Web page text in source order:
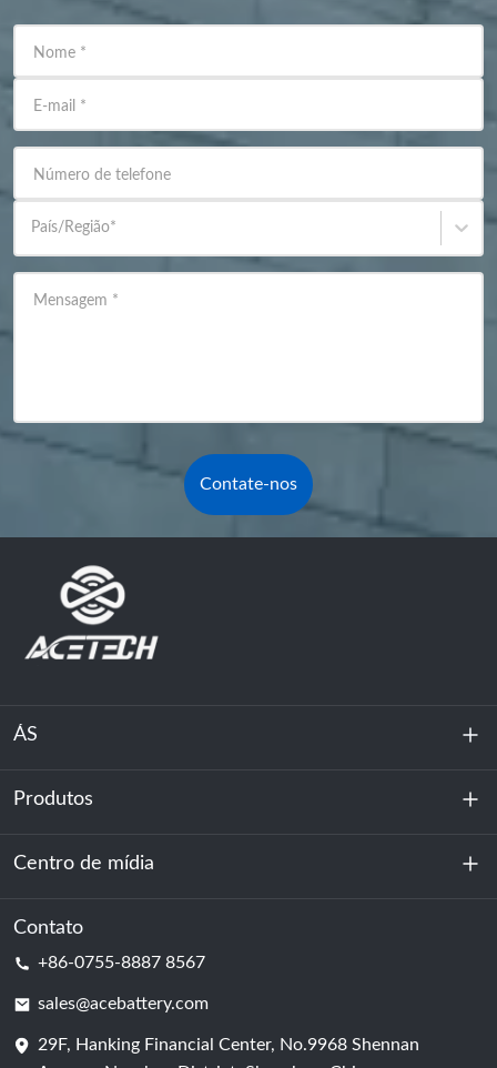
Nome *
E-mail *
Número de telefone
País/Região*
Mensagem *
Contate-nos
ÁS
Sobre nós
Sustentabilidade
Produtos
Armazenamento de energia
Centro de dados e sala de servidores
Célula de bateria
Centro de mídia
Notícias
Contato
+86-0755-8887 8567
sales@acebattery.com
29F, Hanking Financial Center, No.9968 Shennan